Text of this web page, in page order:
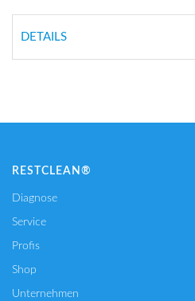
DETAILS
RESTCLEAN®
Diagnose
Service
Profis
Shop
Unternehmen